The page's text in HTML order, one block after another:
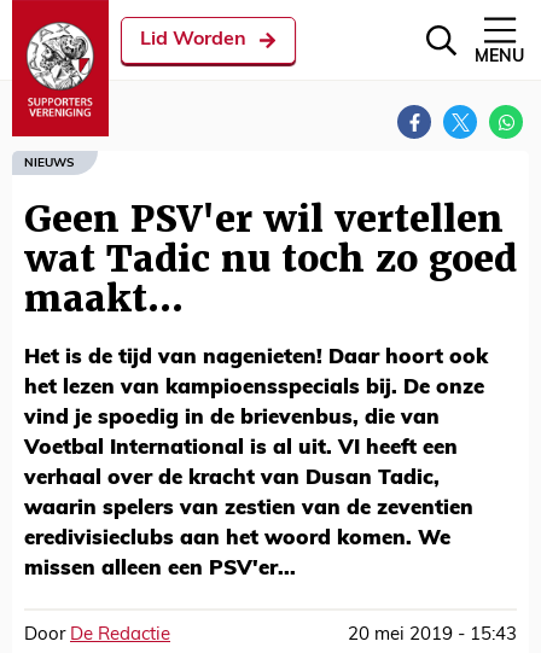
Lid Worden
MENU
NIEUWS
Geen PSV'er wil vertellen
wat Tadic nu toch zo goed
maakt...
Het is de tijd van nagenieten! Daar hoort ook
het lezen van kampioensspecials bij. De onze
vind je spoedig in de brievenbus, die van
Voetbal International is al uit. VI heeft een
verhaal over de kracht van Dusan Tadic,
waarin spelers van zestien van de zeventien
eredivisieclubs aan het woord komen. We
missen alleen een PSV'er...
Door De Redactie 20 mei 2019 - 15:43